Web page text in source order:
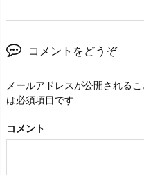
コメントをどうぞ
メールアドレスが公開されるこ
は必須項目です
コメント